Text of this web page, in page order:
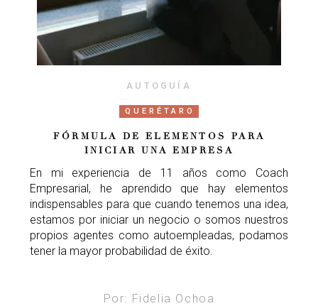
AUTOGUÍA
QUERÉTARO
FÓRMULA DE ELEMENTOS PARA
INICIAR UNA EMPRESA
En mi experiencia de 11 años como Coach
Empresarial, he aprendido que hay elementos
indispensables para que cuando tenemos una idea,
estamos por iniciar un negocio o somos nuestros
propios agentes como autoempleadas, podamos
tener la mayor probabilidad de éxito.
Por: Fidelia Ochoa